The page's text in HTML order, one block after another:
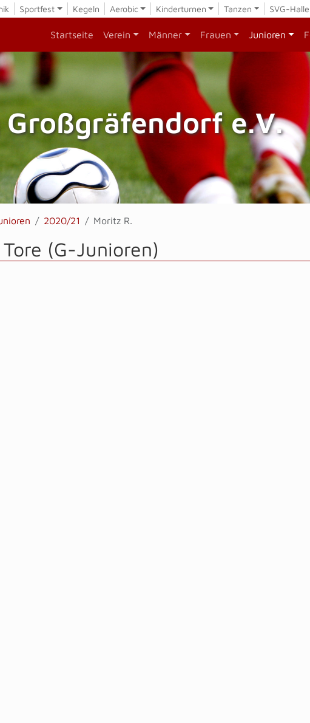
Sportfest Kegeln Aerobic Kinderturnen Tanzen SVG-
Startseite Verein Männer Frauen Junioren
e.V.
2020/21 Moritz R.
(G-Junioren)